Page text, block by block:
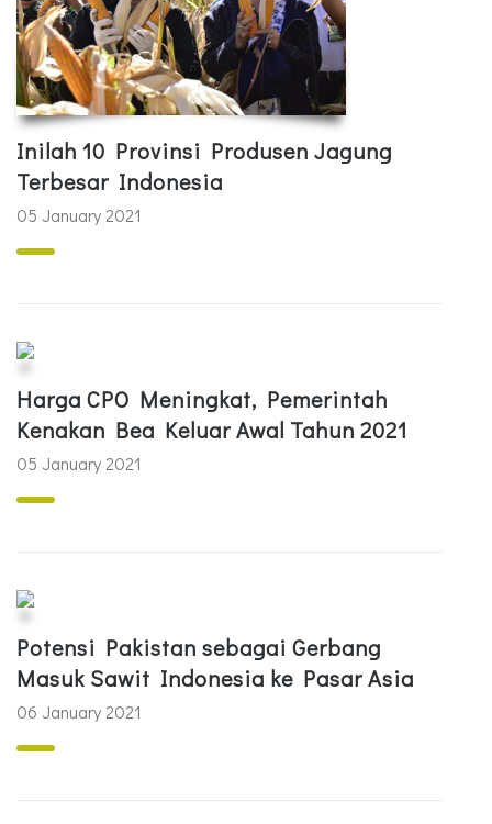
Inilah 10 Provinsi Produsen Jagung
Terbesar Indonesia
05 January 2021
Harga CPO Meningkat, Pemerintah
Kenakan Bea Keluar Awal Tahun 2021
05 January 2021
Potensi Pakistan sebagai Gerbang
Masuk Sawit Indonesia ke Pasar Asia
06 January 2021